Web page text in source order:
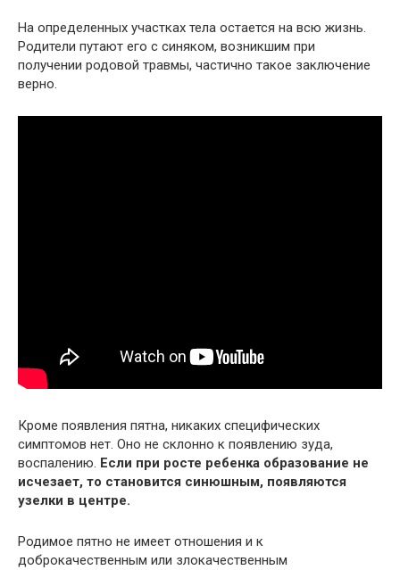
На определенных участках тела остается на всю жизнь.
Родители путают его с синяком, возникшим при
получении родовой травмы, частично такое заключение
верно.
Кроме появления пятна, никаких специфических
симптомов нет. Оно не склонно к появлению зуда,
воспалению. Если при росте ребенка образование не
исчезает, то становится синюшным, появляются
узелки в центре.
Родимое пятно не имеет отношения и к
доброкачественным или злокачественным